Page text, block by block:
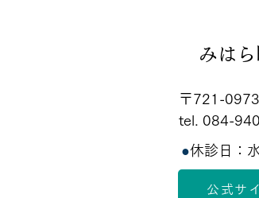
みは
〒721-
tel. 084-
●休診日：
公式サ